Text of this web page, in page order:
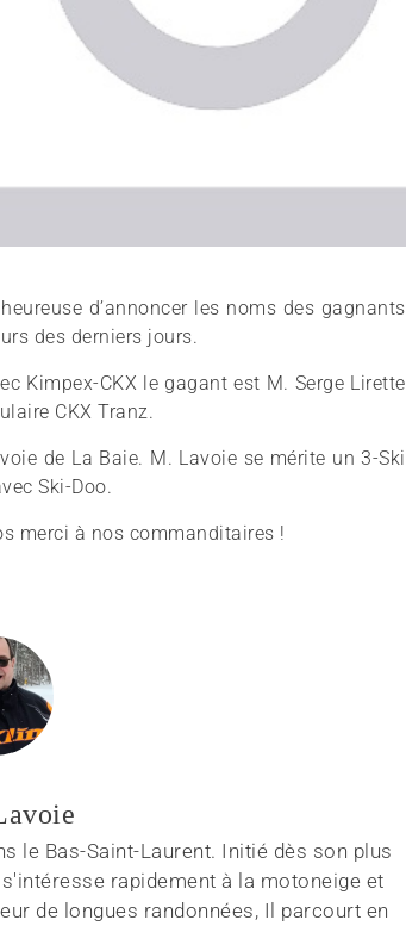
d’annoncer les noms des gagnants
des derniers jours.
Kimpex-CKX le gagant est M. Serge Lirette
CKX Tranz.
de La Baie. M. Lavoie se mérite un 3-Ski
Ski-Doo.
merci à nos commanditaires !
le Bas-Saint-Laurent. Initié dès son plus
rapidement à la motoneige et
de longues randonnées, Il parcourt en